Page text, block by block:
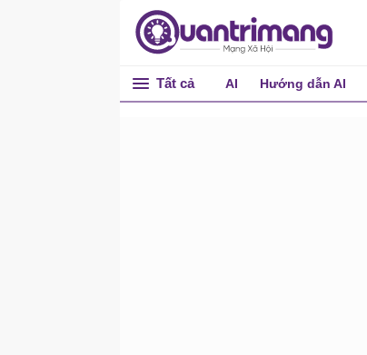
Tất cả AI Hướng dẫn AI
Iframe trong HTML
Đường dẫn tập tin trong